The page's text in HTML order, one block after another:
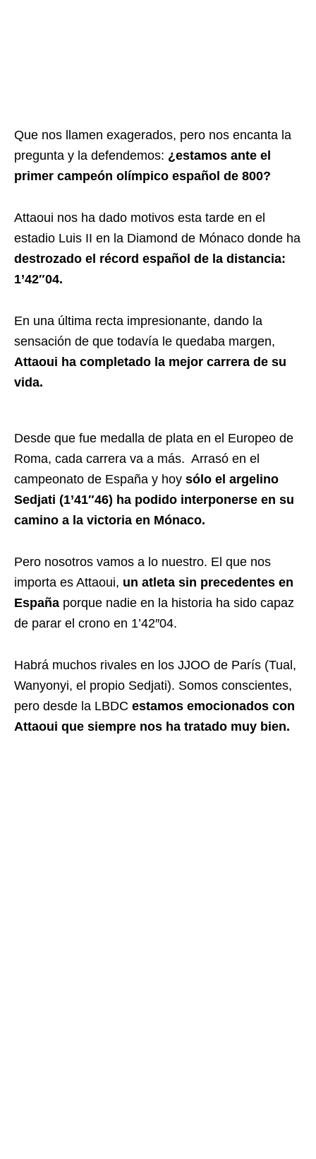
Que nos llamen exagerados, pero nos encanta la
pregunta y la defendemos: ¿estamos ante el
primer campeón olímpico español de 800?
Attaoui nos ha dado motivos esta tarde en el
estadio Luis II en la Diamond de Mónaco donde ha
destrozado el récord español de la distancia:
1’42″04.
En una última recta impresionante, dando la
sensación de que todavía le quedaba margen,
Attaoui ha completado la mejor carrera de su
vida.
Desde que fue medalla de plata en el Europeo de
Roma, cada carrera va a más. Arrasó en el
campeonato de España y hoy sólo el argelino
Sedjati (1’41″46) ha podido interponerse en su
camino a la victoria en Mónaco.
Pero nosotros vamos a lo nuestro. El que nos
importa es Attaoui, un atleta sin precedentes en
España porque nadie en la historia ha sido capaz
de parar el crono en 1’42″04.
Habrá muchos rivales en los JJOO de París (Tual,
Wanyonyi, el propio Sedjati). Somos conscientes,
pero desde la LBDC estamos emocionados con
Attaoui que siempre nos ha tratado muy bien.